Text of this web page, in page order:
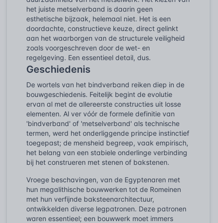
het juiste metselverband is daarin geen
esthetische bijzaak, helemaal niet. Het is een
doordachte, constructieve keuze, direct gelinkt
aan het waarborgen van de structurele veiligheid
zoals voorgeschreven door de wet- en
regelgeving. Een essentieel detail, dus.
Geschiedenis
De wortels van het bindverband reiken diep in de
bouwgeschiedenis. Feitelijk begint de evolutie
ervan al met de allereerste constructies uit losse
elementen. Al ver vóór de formele definitie van
'bindverband' of 'metselverband' als technische
termen, werd het onderliggende principe instinctief
toegepast; de mensheid begreep, vaak empirisch,
het belang van een stabiele onderlinge verbinding
bij het construeren met stenen of bakstenen.
Vroege beschavingen, van de Egyptenaren met
hun megalithische bouwwerken tot de Romeinen
met hun verfijnde baksteenarchitectuur,
ontwikkelden diverse legpatronen. Deze patronen
waren essentieel; een bouwwerk moet immers